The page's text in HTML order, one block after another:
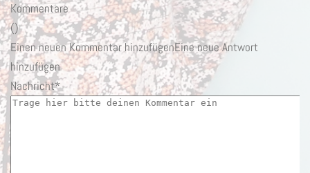
Kommentare
()
Einen neuen Kommentar hinzufügenEine neue Antwort
hinzufügen
Nachricht*